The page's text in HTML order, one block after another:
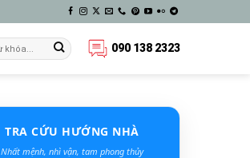
090 138 2323
TRA CỨU HƯỚNG NHÀ
Nhất mệnh, nhì vận, tam phong thủy